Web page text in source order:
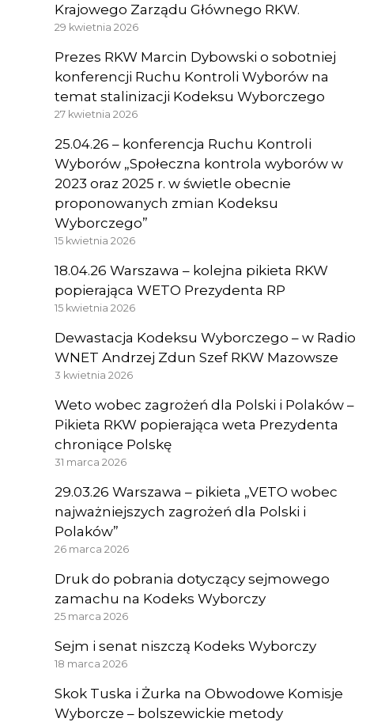
Krajowego Zarządu Głównego RKW.
29 kwietnia 2026
Prezes RKW Marcin Dybowski o sobotniej
konferencji Ruchu Kontroli Wyborów na
temat stalinizacji Kodeksu Wyborczego
27 kwietnia 2026
25.04.26 – konferencja Ruchu Kontroli
Wyborów „Społeczna kontrola wyborów w
2023 oraz 2025 r. w świetle obecnie
proponowanych zmian Kodeksu
Wyborczego”
15 kwietnia 2026
18.04.26 Warszawa – kolejna pikieta RKW
popierająca WETO Prezydenta RP
15 kwietnia 2026
Dewastacja Kodeksu Wyborczego – w Radio
WNET Andrzej Zdun Szef RKW Mazowsze
3 kwietnia 2026
Weto wobec zagrożeń dla Polski i Polaków –
Pikieta RKW popierająca weta Prezydenta
chroniące Polskę
31 marca 2026
29.03.26 Warszawa – pikieta „VETO wobec
najważniejszych zagrożeń dla Polski i
Polaków”
26 marca 2026
Druk do pobrania dotyczący sejmowego
zamachu na Kodeks Wyborczy
25 marca 2026
Sejm i senat niszczą Kodeks Wyborczy
18 marca 2026
Skok Tuska i Żurka na Obwodowe Komisje
Wyborcze – bolszewickie metody